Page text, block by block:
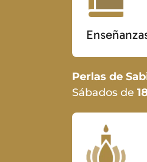
Perlas de
Sábados de